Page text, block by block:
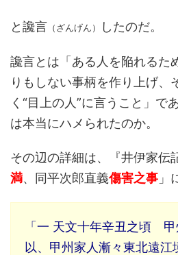
と讒言 （ざんげん） したのだ。
讒言とは「ある人を陥れるた
りもしない事柄を作り上げ、
く“目上の人”に言うこと」で
は本当にハメられたのか。
その辺の詳細は、『井伊家伝
満、同平次郎直義傷害之事 」
「一 天文十年辛丑之頃ゟ
以、甲州家人漸々東北遠江